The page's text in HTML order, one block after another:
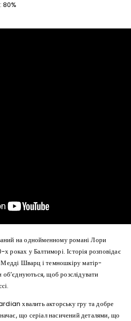
: 80%
на однойменному романі Лори
роках у Балтиморі. Історія розповідає
Шварц і темношкіру матір-
щоб розслідувати
хвалить акторську гру та добре
що серіал насичений деталями, що